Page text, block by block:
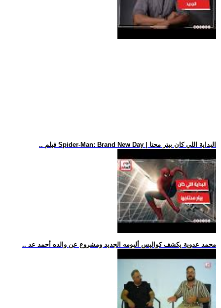
.. فيلم Spider-Man: Brand New Day | البداية اللي كان بيتر محتا
.. محمد عدوية يكشف كواليس ألبومه الجديد ومشروع عن والده أحمد عد